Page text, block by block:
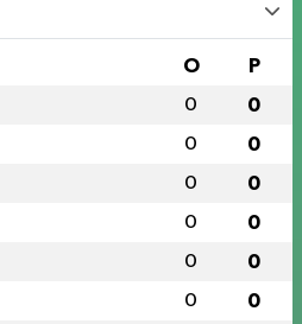
O P
0 0
0 0
0 0
0 0
0 0
0 0